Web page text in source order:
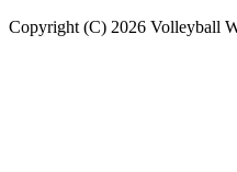
Copyright (C) 2026 Volleyball